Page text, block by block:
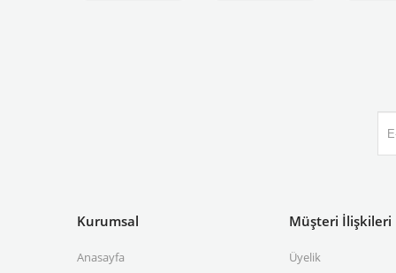
Kurumsal
Anasayfa
Müşteri İlişkileri
Üyelik